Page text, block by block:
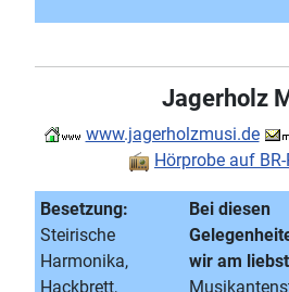
Jagerholz
www.jagerholzmusi.de
Hörprobe auf
Besetzung:
Steirische
Harmonika,
Hackbrett,
Bei diesen
wir am